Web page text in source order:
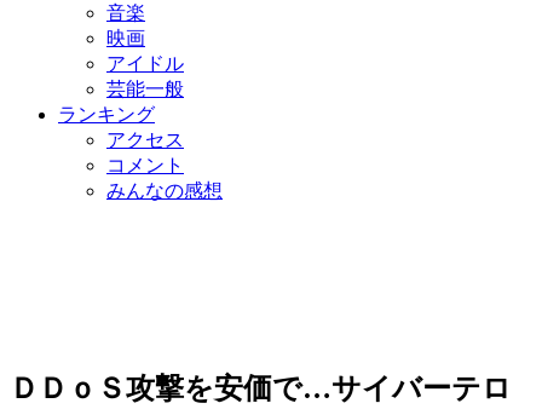
音楽
映画
アイドル
芸能一般
ランキング
アクセス
コメント
みんなの感想
ＤＤｏＳ攻撃を安価で…サイバーテロ